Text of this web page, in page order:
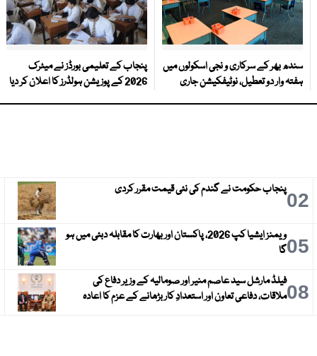
سندھ بھر کے سرکاری و نجی اسکولوں میں
ہفتہ وار دو تعطیل، نوٹیفکیشن جاری
پنجاب کے تعلیمی بورڈز نے میٹرک
2026 کے پوزیشن ہولڈرز کا اعلان کر دیا
02پنجاب حکومت نے گندم کی نئی قیمت مقرر کردی
05
ویمنز ایشیا کپ 2026، پاکستان اور بھارت کا مقابلہ دبئی میں ہو
گا
08فیلڈ مارشل سید عاصم منیر اور صومالیہ کے وزیر دفاع کی
ملاقات، دفاعی تعاون اور استعدادِ کار بڑھانے کے عزم کا اعادہ